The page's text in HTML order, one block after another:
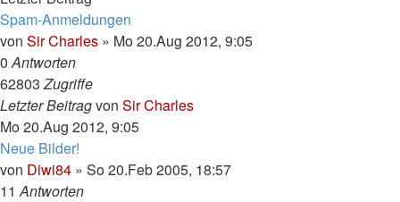
Spam-Anmeldungen
von Sir Charles » Mo 20.Aug 2012, 9:05
0Antworten
62803Zugriffe
Letzter Beitragvon Sir Charles
Mo 20.Aug 2012, 9:05
Neue Bilder!
von Diwi84 » So 20.Feb 2005, 18:57
11Antworten